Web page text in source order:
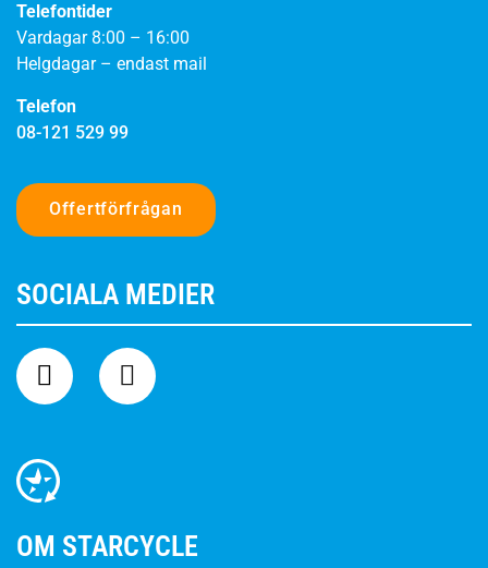
Telefontider
Vardagar 8:00 – 16:00
Helgdagar – endast mail
Telefon
08-121 529 99
Offertförfrågan
SOCIALA MEDIER
OM STARCYCLE